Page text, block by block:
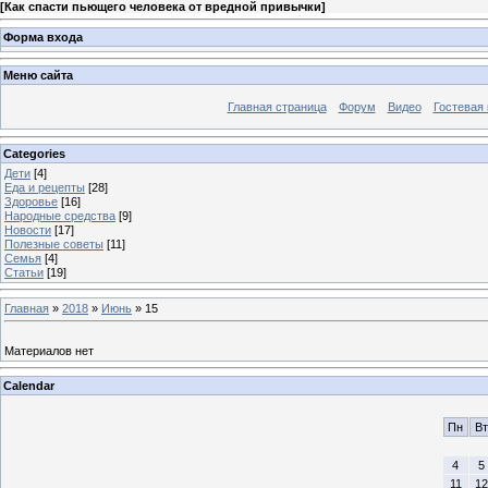
[Как спасти пьющего человека от вредной привычки]
Форма входа
Меню сайта
Главная страница Форум Видео Гостевая
Categories
Дети [4]
Еда и рецепты [28]
Здоровье [16]
Народные средства [9]
Новости [17]
Полезные советы [11]
Семья [4]
Статьи [19]
Главная » 2018 » Июнь » 15
Материалов нет
Calendar
Пн Вт
4
5
11
12